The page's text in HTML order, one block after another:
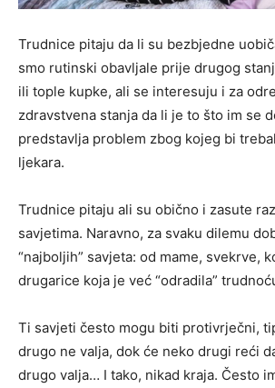
Trudnice pitaju da li su bezbjedne
smo rutinski obavljale prije drugog
ili tople kupke, ali se interesuju i za
zdravstvena stanja da li je to što im se
predstavlja problem zbog kojeg bi
ljekara.
Trudnice pitaju ali su obično i zasute
savjetima. Naravno, za svaku dilemu
“najboljih” savjeta: od mame, svekrve,
drugarice koja je već “odradila”
Ti savjeti često mogu biti protivrječni,
drugo ne valja, dok će neko drugi reći
drugo valja… I tako, nikad kraja. Često